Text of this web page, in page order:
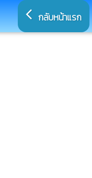
arrow_back_ios กลับหน้าแรก